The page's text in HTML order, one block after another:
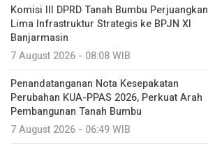
Komisi III DPRD Tanah Bumbu Perjuangkan
Lima Infrastruktur Strategis ke BPJN XI
Banjarmasin
7 August 2026 - 08:08 WIB
Penandatanganan Nota Kesepakatan
Perubahan KUA-PPAS 2026, Perkuat Arah
Pembangunan Tanah Bumbu
7 August 2026 - 06:49 WIB